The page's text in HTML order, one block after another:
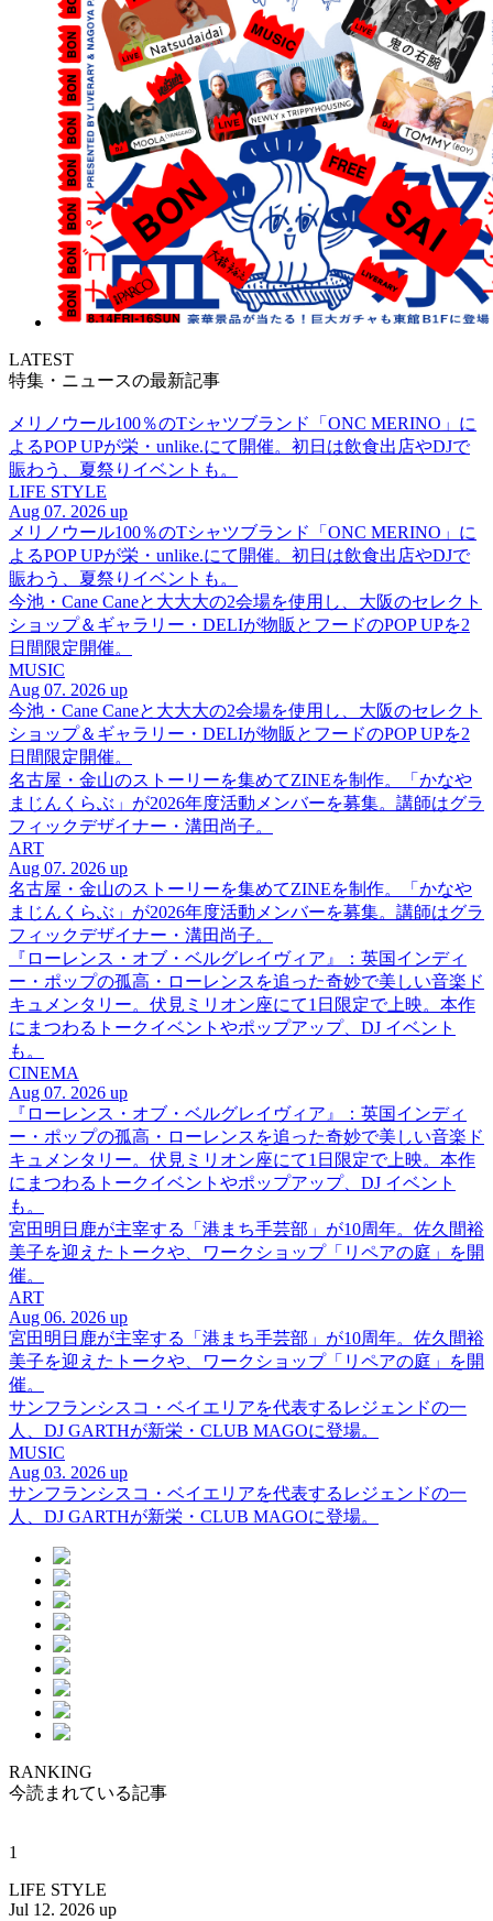
LATEST
特集・ニュースの最新記事
メリノウール100％のTシャツブランド「ONC MERINO」に
よるPOP UPが栄・unlike.にて開催。初日は飲食出店やDJで
賑わう、夏祭りイベントも。
LIFE STYLE
Aug 07. 2026 up
メリノウール100％のTシャツブランド「ONC MERINO」に
よるPOP UPが栄・unlike.にて開催。初日は飲食出店やDJで
賑わう、夏祭りイベントも。
今池・Cane Caneと大大大の2会場を使用し、大阪のセレクト
ショップ＆ギャラリー・DELIが物販とフードのPOP UPを2
日間限定開催。
MUSIC
Aug 07. 2026 up
今池・Cane Caneと大大大の2会場を使用し、大阪のセレクト
ショップ＆ギャラリー・DELIが物販とフードのPOP UPを2
日間限定開催。
名古屋・金山のストーリーを集めてZINEを制作。「かなや
まじんくらぶ」が2026年度活動メンバーを募集。講師はグラ
フィックデザイナー・溝田尚子。
ART
Aug 07. 2026 up
名古屋・金山のストーリーを集めてZINEを制作。「かなや
まじんくらぶ」が2026年度活動メンバーを募集。講師はグラ
フィックデザイナー・溝田尚子。
『ローレンス・オブ・ベルグレイヴィア』：英国インディ
ー・ポップの孤高・ローレンスを追った奇妙で美しい音楽ド
キュメンタリー。伏見ミリオン座にて1日限定で上映。本作
にまつわるトークイベントやポップアップ、DJ イベント
も。
CINEMA
Aug 07. 2026 up
『ローレンス・オブ・ベルグレイヴィア』：英国インディ
ー・ポップの孤高・ローレンスを追った奇妙で美しい音楽ド
キュメンタリー。伏見ミリオン座にて1日限定で上映。本作
にまつわるトークイベントやポップアップ、DJ イベント
も。
宮田明日鹿が主宰する「港まち手芸部」が10周年。佐久間裕
美子を迎えたトークや、ワークショップ「リペアの庭」を開
催。
ART
Aug 06. 2026 up
宮田明日鹿が主宰する「港まち手芸部」が10周年。佐久間裕
美子を迎えたトークや、ワークショップ「リペアの庭」を開
催。
サンフランシスコ・ベイエリアを代表するレジェンドの一
人、DJ GARTHが新栄・CLUB MAGOに登場。
MUSIC
Aug 03. 2026 up
サンフランシスコ・ベイエリアを代表するレジェンドの一
人、DJ GARTHが新栄・CLUB MAGOに登場。
RANKING
今読まれている記事
1
LIFE STYLE
Jul 12. 2026 up